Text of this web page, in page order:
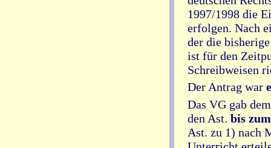
1997/1998 die
erfolgen. Nach
der die
ist für den
Schreibweisen
Der Antrag war
Das VG gab
den Ast. bis
Ast. zu 1) nach